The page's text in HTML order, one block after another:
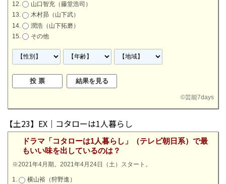
山口智充（藤堂浩司）
木村昴（山下武）
潤浩（山下拓磨）
その他
©芸能7days
【土23】EX｜コタローは1人暮らし
ドラマ「コタローは1人暮らし」（テレビ朝日系）で最
もいい味を出しているのは？
※2021年4月期。2021年4月24日（土）スタート。
横山裕（狩野進）